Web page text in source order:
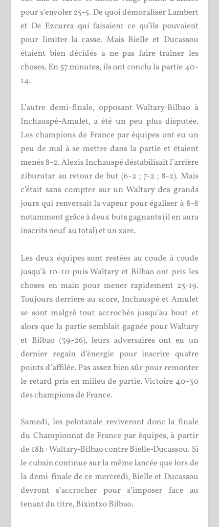
pour s’envoler 25-5. De quoi démoraliser Lambert
et De Ezcurra qui faisaient ce qu’ils pouvaient
pour limiter la casse. Mais Bielle et Ducassou
étaient bien décidés à ne pas faire traîner les
choses. En 57 minutes, ils ont conclu la partie 40-
14.
L’autre demi-finale, opposant Waltary-Bilbao à
Inchauspé-Amulet, a été un peu plus disputée.
Les champions de France par équipes ont eu un
peu de mal à se mettre dans la partie et étaient
menés 8-2. Alexis Inchauspé déstabilisait l’arrière
ziburutar au retour de but (6-2 ; 7-2 ; 8-2). Mais
c’était sans compter sur un Waltary des grands
jours qui renversait la vapeur pour égaliser à 8-8
notamment grâce à deux buts gagnants (il en aura
inscrits neuf au total) et un xare.
Les deux équipes sont restées au coude à coude
jusqu’à 10-10 puis Waltary et Bilbao ont pris les
choses en main pour mener rapidement 25-19.
Toujours derrière au score, Inchauspé et Amulet
se sont malgré tout accrochés jusqu’au bout et
alors que la partie semblait gagnée pour Waltary
et Bilbao (39-26), leurs adversaires ont eu un
dernier regain d’énergie pour inscrire quatre
points d’affilée. Pas assez bien sûr pour remonter
le retard pris en milieu de partie. Victoire 40-30
des champions de France.
Samedi, les pelotazale reviveront donc la finale
du Championnat de France par équipes, à partir
de 18h : Waltary-Bilbao contre Bielle-Ducassou. Si
le cubain continue sur la même lancée que lors de
la demi-finale de ce mercredi, Bielle et Ducassou
devront s’accrocher pour s’imposer face au
tenant du titre, Bixintxo Bilbao.